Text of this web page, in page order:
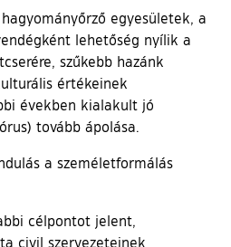
egyesületek, a
lehetőség nyílik a
szűkebb hazánk
értékeinek
években kialakult jó
tovább ápolása.
a személetformálás
célpontot jelent,
civil szervezeteinek